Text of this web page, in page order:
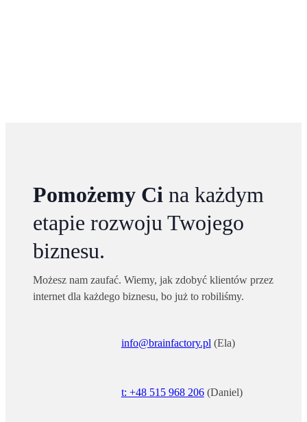
Pomożemy Ci na każdym
etapie rozwoju Twojego
biznesu.
Możesz nam zaufać. Wiemy, jak zdobyć klientów przez
internet dla każdego biznesu, bo już to robiliśmy.
info@brainfactory.pl (Ela)
t: +48 515 968 206(Daniel)